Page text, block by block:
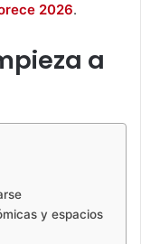
2026.
a
y espacios